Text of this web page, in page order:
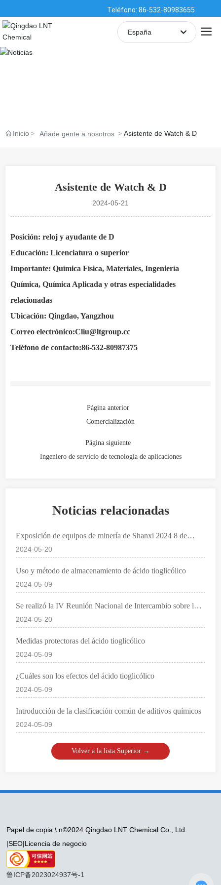
Teléfono: 86-532-80983655
España
Inicio Añade gente a nosotros Asistente de Watch & D
Asistente de Watch & D
2024-05-21
Posición: reloj y ayudante de D
Educación: Licenciatura o superior
Importante: Química Física, Materiales, Ingeniería
Química, Química Aplicada y otras especialidades
relacionadas
Ubicación: Qingdao, Yangzhou
Correo electrónico:Cliu@ltgroup.cc
Teléfono de contacto:86-532-80987375
Página anterior
Comercialización
Página siguiente
Ingeniero de servicio de tecnología de aplicaciones
Noticias relacionadas
Exposición de equipos de minería de Shanxi 2024 8 de
noviembre gran inauguración
2024-05-20
Uso y método de almacenamiento de ácido tioglicólico
2024-05-09
Se realizó la IV Reunión Nacional de Intercambio sobre la
Aplicación de Nuevos Químicos y Nuevas Tecnologías para
la Minería
2024-05-20
Medidas protectoras del ácido tioglicólico
2024-05-09
¿Cuáles son los efectos del ácido tioglicólico
2024-05-09
Introducción de la clasificación común de aditivos químicos
2024-05-09
Volver a la lista Superior →
Papel de copia \ n©2024 Qingdao LNT Chemical Co., Ltd.
|SEO|Licencia de negocio
鲁ICP备2023024937号-1